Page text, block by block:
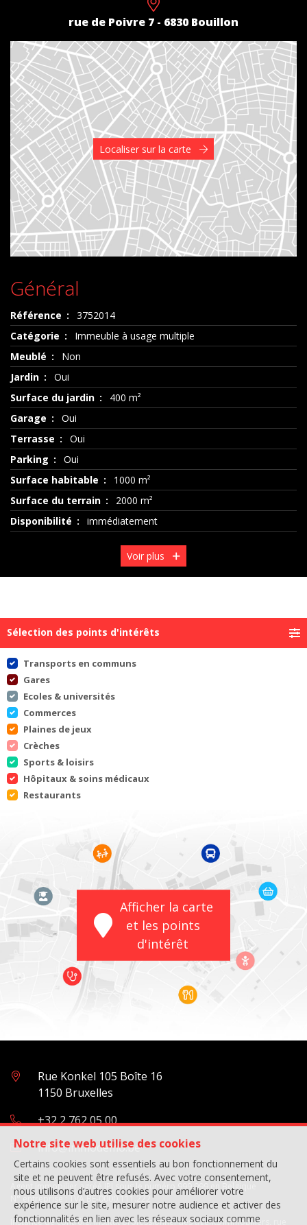
rue de Poivre 7 - 6830 Bouillon
Localiser sur la carte
Général
Référence
3752014
Catégorie
Immeuble à usage multiple
Meublé
Non
Jardin
Oui
Surface du jardin
400 m²
Garage
Oui
Terrasse
Oui
Parking
Oui
Surface habitable
1000 m²
Surface du terrain
2000 m²
Disponibilité
immédiatement
Voir plus
Sélection des points d'intérêts
Transports en communs
Gares
Ecoles & universités
Commerces
Plaines de jeux
Crèches
Sports & loisirs
Hôpitaux & soins médicaux
Restaurants
Afficher la carte
et les points
d'intérêt
Notre site web utilise des cookies
Certains cookies sont essentiels au bon fonctionnement du
site et ne peuvent être refusés. Avec votre consentement,
nous utilisons d’autres cookies pour améliorer votre
expérience sur le site, mesurer notre audience et activer des
fonctionnalités en lien avec les réseaux sociaux comme
Rue Konkel 105 Boîte 16
1150 Bruxelles
+32 2 762 05 00
info@immodemo.be
Agent immobilier agréé IPI sous le numéro 999 999 en Belgique
N° entreprise : TVA BE-0000.111.222
Instance de contrôle: Institut professionnel des agents immobiliers, rue